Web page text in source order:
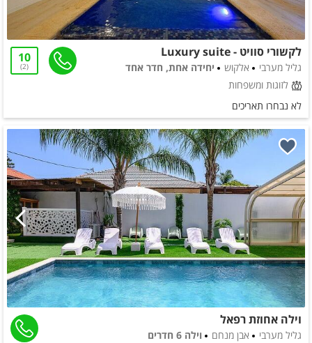
לקשורי סוויט - Luxury suite
גליל מערבי אלקוש
יחידה אחת, חדר אחד
לזוגות ומשפחות
10
2
לא נבחרו תאריכים
וילה אחוזת רפאל
גליל מערבי אבן מנחם
וילה 6 חדרים